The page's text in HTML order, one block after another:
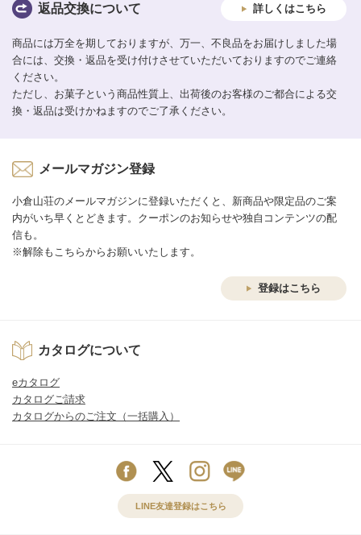
返品交換について 詳しくはこちら
商品には万全を期しておりますが、万一、不良品をお届けしました場
合には、交換・返品を受け付けさせていただいておりますのでご連絡
ください。
ただし、お菓子という商品性質上、出荷後のお客様のご都合による交
換・返品は受けかねますのでご了承ください。
メールマガジン登録
小倉山荘のメールマガジンに登録いただくと、新商品や限定品のご案
内がいち早くとどきます。クーポンのお知らせや独自コンテンツの配
信も。
※解除もこちらからお願いいたします。
登録はこちら
カタログについて
eカタログ
カタログご請求
カタログからのご注文（一括購入）
LINE友達登録はこちら